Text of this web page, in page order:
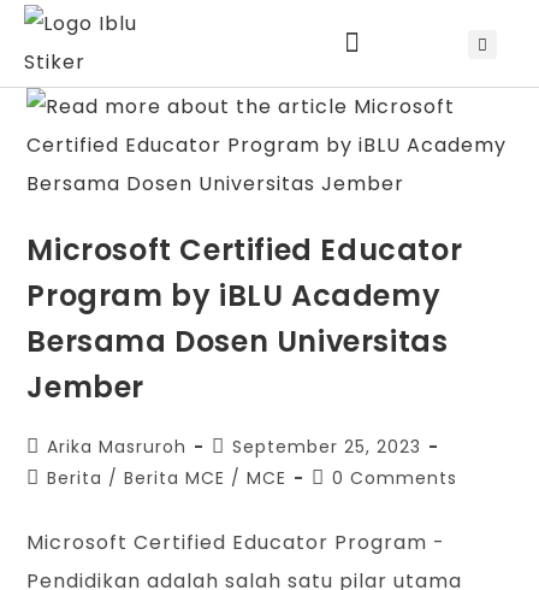
Microsoft Certified Educator
Program by iBLU Academy
Bersama Dosen Universitas
Jember
Arika Masruroh
September 25, 2023
Berita / Berita MCE / MCE 0 Comments
Microsoft Certified Educator Program -
Pendidikan adalah salah satu pilar utama